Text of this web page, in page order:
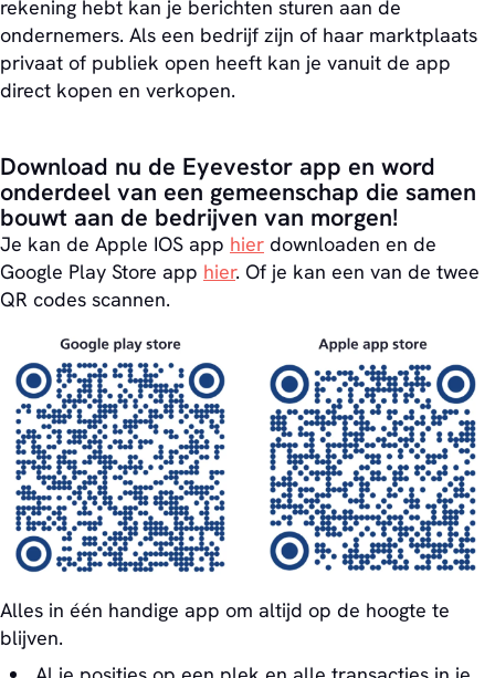
rekening hebt kan je berichten sturen aan de
ondernemers. Als een bedrijf zijn of haar marktplaats
privaat of publiek open heeft kan je vanuit de app
direct kopen en verkopen.
Download nu de Eyevestor app en word
onderdeel van een gemeenschap die samen
bouwt aan de bedrijven van morgen!
Je kan de Apple IOS app hier downloaden en de
Google Play Store app hier. Of je kan een van de twee
QR codes scannen.
Alles in één handige app om altijd op de hoogte te
blijven.